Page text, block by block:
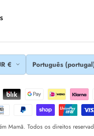
Novidades e Promoções
Portugal EUR € Português
Mamã. Todos os direitos